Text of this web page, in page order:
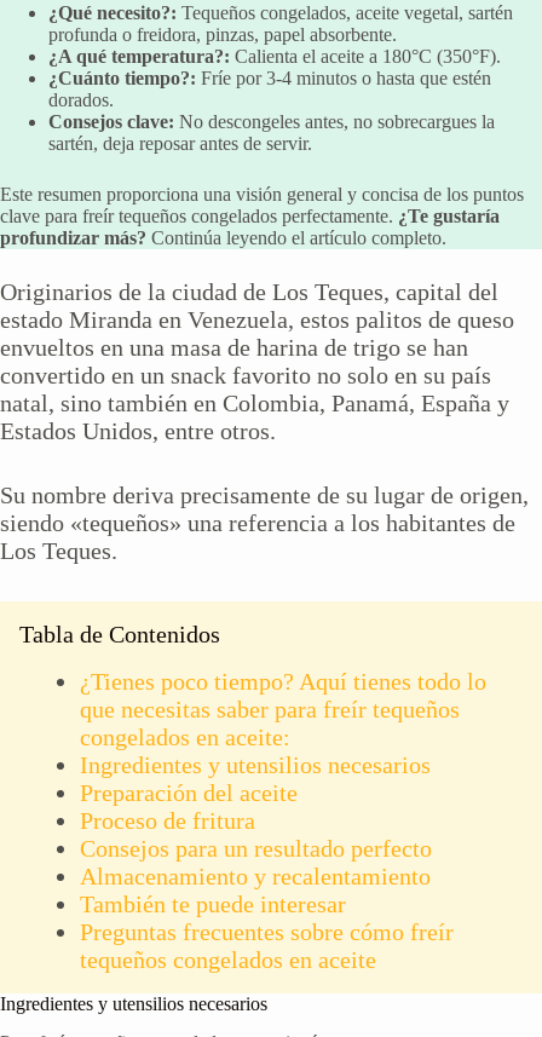
¿Qué necesito?: Tequeños congelados, aceite vegetal, sartén
profunda o freidora, pinzas, papel absorbente.
¿A qué temperatura?: Calienta el aceite a 180°C (350°F).
¿Cuánto tiempo?: Fríe por 3-4 minutos o hasta que estén
dorados.
Consejos clave: No descongeles antes, no sobrecargues la
sartén, deja reposar antes de servir.
Este resumen proporciona una visión general y concisa de los puntos
clave para freír tequeños congelados perfectamente. ¿Te gustaría
profundizar más? Continúa leyendo el artículo completo.
Originarios de la ciudad de Los Teques, capital del
estado Miranda en Venezuela, estos palitos de queso
envueltos en una masa de harina de trigo se han
convertido en un snack favorito no solo en su país
natal, sino también en Colombia, Panamá, España y
Estados Unidos, entre otros.
Su nombre deriva precisamente de su lugar de origen,
siendo «tequeños» una referencia a los habitantes de
Los Teques.
Tabla de Contenidos
¿Tienes poco tiempo? Aquí tienes todo lo
que necesitas saber para freír tequeños
congelados en aceite:
Ingredientes y utensilios necesarios
Preparación del aceite
Proceso de fritura
Consejos para un resultado perfecto
Almacenamiento y recalentamiento
También te puede interesar
Preguntas frecuentes sobre cómo freír
tequeños congelados en aceite
Ingredientes y utensilios necesarios